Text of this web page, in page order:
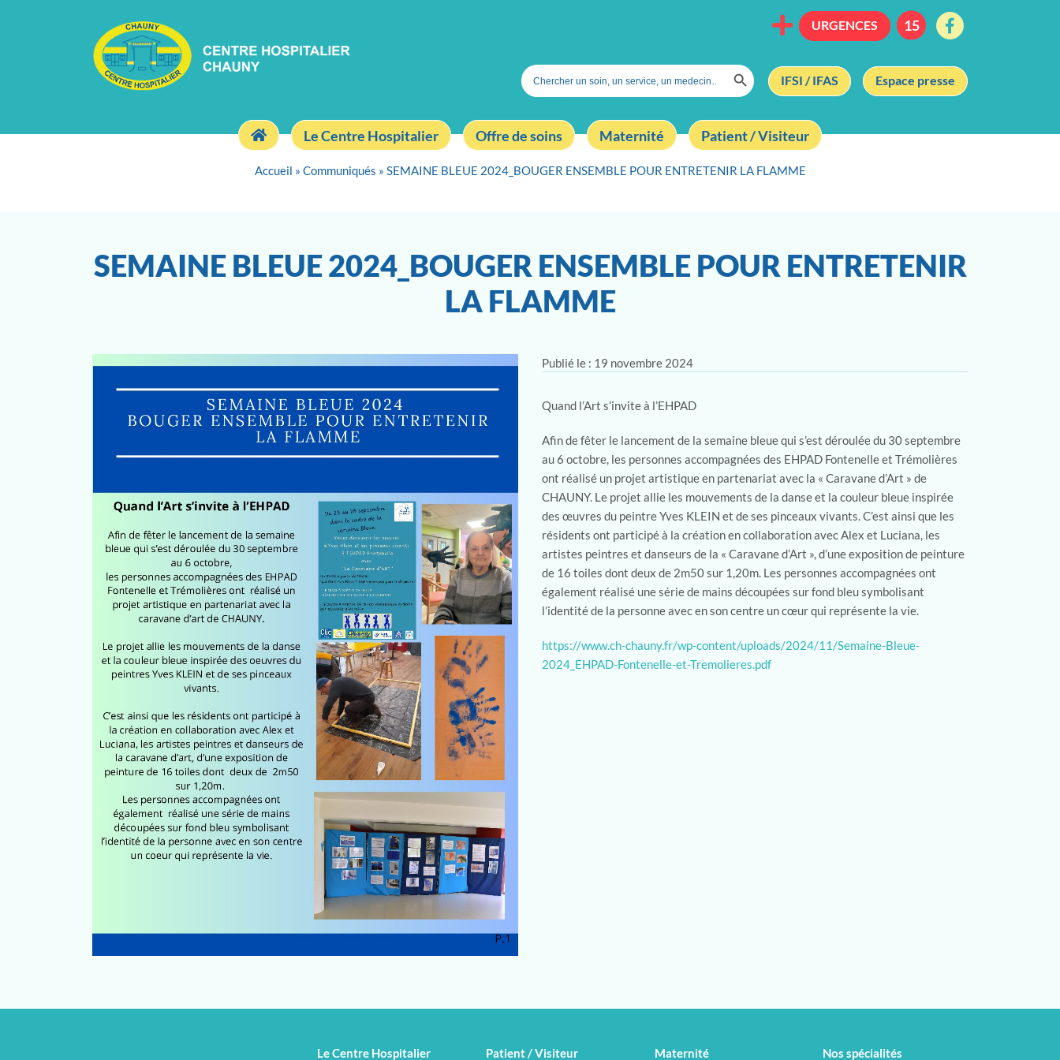
URGENCES
Search
for:
Search Button
IFSI / IFAS Espace presse
Le Centre Hospitalier Offre de soins Maternité Patient / Visiteur
Accueil » Communiqués » SEMAINE BLEUE 2024_BOUGER ENSEMBLE POUR ENTRETENIR LA FLAMME
SEMAINE BLEUE 2024_BOUGER ENSEMBLE POUR ENTRETENIR
LA FLAMME
Publié le : 19 novembre 2024
Quand l’Art s’invite à l’EHPAD
Afin de fêter le lancement de la semaine bleue qui s’est déroulée du 30 septembre
au 6 octobre, les personnes accompagnées des EHPAD Fontenelle et Trémolières
ont réalisé un projet artistique en partenariat avec la « Caravane d’Art » de
CHAUNY. Le projet allie les mouvements de la danse et la couleur bleue inspirée
des œuvres du peintre Yves KLEIN et de ses pinceaux vivants. C’est ainsi que les
résidents ont participé à la création en collaboration avec Alex et Luciana, les
artistes peintres et danseurs de la « Caravane d’Art », d’une exposition de peinture
de 16 toiles dont deux de 2m50 sur 1,20m. Les personnes accompagnées ont
également réalisé une série de mains découpées sur fond bleu symbolisant
l’identité de la personne avec en son centre un cœur qui représente la vie.
https://www.ch-chauny.fr/wp-content/uploads/2024/11/Semaine-Bleue-
2024_EHPAD-Fontenelle-et-Tremolieres.pdf
Le Centre Hospitalier Patient / Visiteur Maternité Nos spécialités